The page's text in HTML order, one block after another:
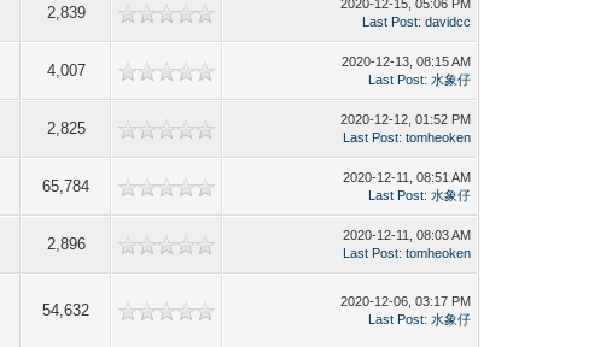
2,839
2020-12-15, 05:06 PM
Last Post:davidcc
4,007
2020-12-13, 08:15 AM
Last Post:水象仔
2,825
2020-12-12, 01:52 PM
Last Post:tomheoken
65,784
2020-12-11, 08:51 AM
Last Post:水象仔
2,896
2020-12-11, 08:03 AM
Last Post:tomheoken
54,632
2020-12-06, 03:17 PM
Last Post:水象仔